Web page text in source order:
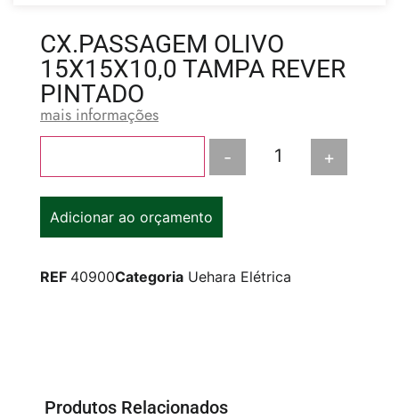
CX.PASSAGEM OLIVO
15X15X10,0 TAMPA REVER
PINTADO
mais informações
- +
Adicionar ao orçamento
REF 40900Categoria Uehara Elétrica
Produtos Relacionados